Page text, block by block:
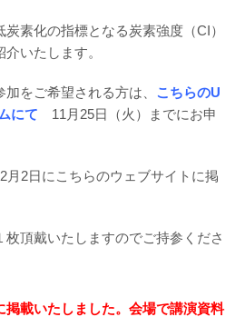
素化の指標となる炭素強度（CI）
いたします。
をご希望される方は、 こちらのU
にて 11月25日（火）までにお申
2日にこちらのウェブサイトに掲
頂戴いたしますのでご持参くださ
掲載いたしました。会場で講演資料